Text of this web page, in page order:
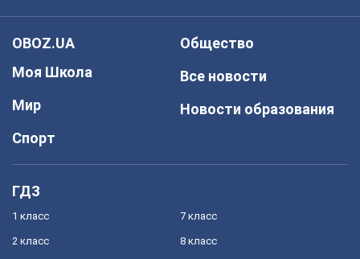
OBOZ.UA
Моя Школа
Мир
Спорт
Общество
Все новости
Новости образования
ГДЗ
1 класс
2 класс
7 класс
8 класс